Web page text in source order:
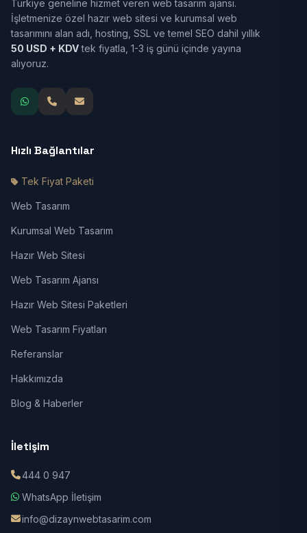
Türkiye geneline hizmet veren web tasarım ajansı.
İşletmenize özel hazır web sitesi ve kurumsal web
tasarımını alan adı, hosting, SSL ve temel SEO dahil yıllık
50 USD + KDVtek fiyatla, 1-3 iş günü içinde yayına
alıyoruz.
Hızlı Bağlantılar
Tek Fiyat Paketi
Web Tasarım
Kurumsal Web Tasarım
Hazır Web Sitesi
Web Tasarım Ajansı
Hazır Web Sitesi Paketleri
Web Tasarım Fiyatları
Referanslar
Hakkımızda
Blog & Haberler
İletişim
444 0 947
WhatsApp İletişim
info@dizaynwebtasarim.com